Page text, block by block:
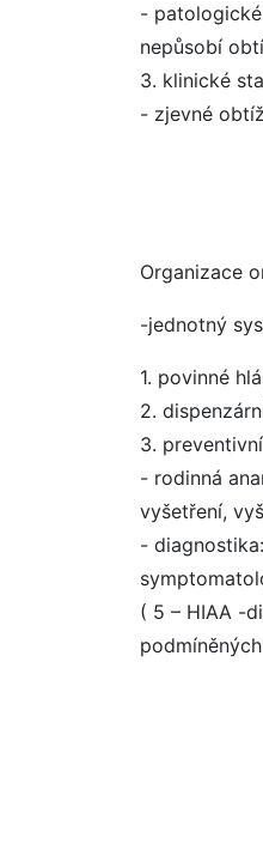
-
nepůsobí
3. klinické
- zjevné
Organizace
-jednotný
1. povinné
2.
3.
- rodinná
vyšetření,
-
( 5 – HIAA -